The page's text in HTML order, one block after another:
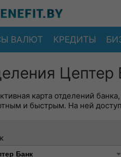
ВАЛЮТ КРЕДИТЫ
Цептер
карта отделений
и быстрым. На ней